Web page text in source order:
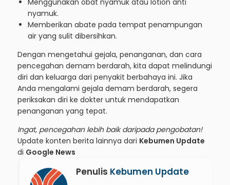
Menggunakan obat nyamuk atau lotion anti
nyamuk.
Memberikan abate pada tempat penampungan
air yang sulit dibersihkan.
Dengan mengetahui gejala, penanganan, dan cara
pencegahan demam berdarah, kita dapat melindungi
diri dan keluarga dari penyakit berbahaya ini. Jika
Anda mengalami gejala demam berdarah, segera
periksakan diri ke dokter untuk mendapatkan
penanganan yang tepat.
Ingat, pencegahan lebih baik daripada pengobatan!
Update konten berita lainnya dari Kebumen Update
di Google News
Penulis Kebumen Update